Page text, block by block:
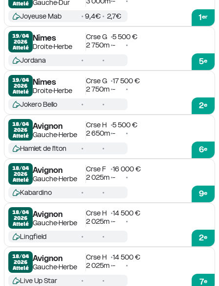
Attelé
GaucheDur
1er
Joyeuse Mab 9,4€ 2,7€
19/04
2026
Attelé
Nîmes
DroiteHerbe
Crse G
5 500 €
2 750m -
5e
Jordana
19/04
2026
Attelé
Nîmes
DroiteHerbe
Crse G
17 500 €
2 750m -
2e
Jokero Bello
18/04
2026
Attelé
Avignon
GaucheHerbe
Crse H
5 500 €
2 650m -
6e
Hamlet de l'Iton
18/04
2026
Attelé
Avignon
GaucheHerbe
Crse F
16 000 €
2 025m -
9e
Kabardino
18/04
2026
Attelé
Avignon
GaucheHerbe
Crse H
14 500 €
2 025m -
2e
Lingfield
18/04
2026
Attelé
Avignon
GaucheHerbe
Crse H
14 500 €
2 025m -
7e
Live Up Star